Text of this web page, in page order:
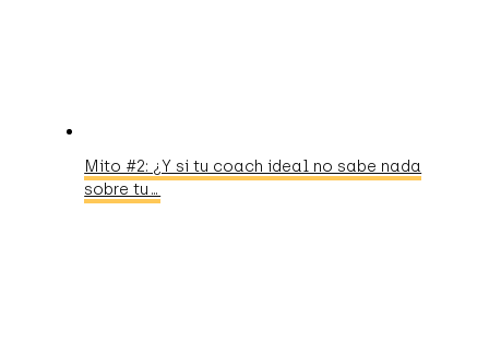
Mito #2: ¿Y si tu coach ideal no sabe nada
sobre tu…